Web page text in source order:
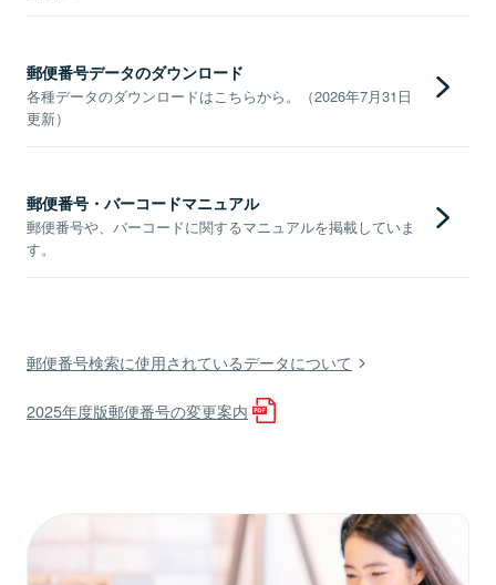
郵便番号データのダウンロード
各種データのダウンロードはこちらから。（2026年7月31日
更新）
郵便番号・バーコードマニュアル
郵便番号や、バーコードに関するマニュアルを掲載していま
す。
郵便番号検索に使用されているデータについて
2025年度版郵便番号の変更案内